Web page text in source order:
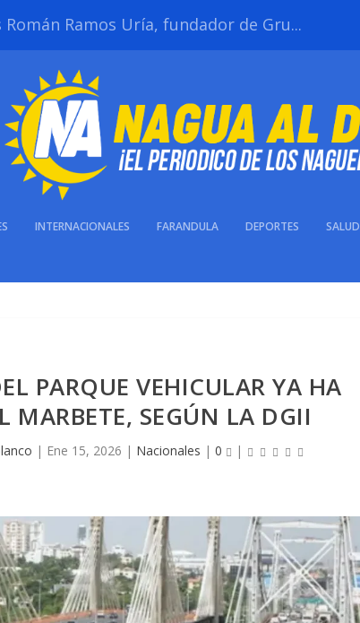
Román Ramos Uría, fundador de Gru...
INTERNACIONALES FARANDULA DEPORTES SALUD
PARQUE VEHICULAR YA HA
MARBETE, SEGÚN LA DGII
| Ene 15, 2026 | Nacionales | 0 |